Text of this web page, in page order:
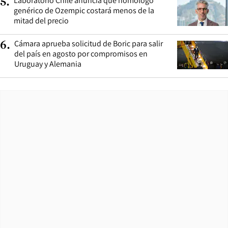
5.
genérico de Ozempic costará menos de la
mitad del precio
6. Cámara aprueba solicitud de Boric para salir
del país en agosto por compromisos en
Uruguay y Alemania